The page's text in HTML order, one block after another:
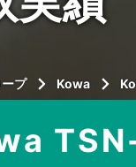
プ Kowa